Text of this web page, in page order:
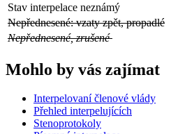
Stav interpelace neznámý
Nepřednesené: vzaty zpět, propadlé
Nepřednesené, zrušené
Mohlo by vás zajímat
Interpelovaní členové vlády
Přehled interpelujících
Stenoprotokoly